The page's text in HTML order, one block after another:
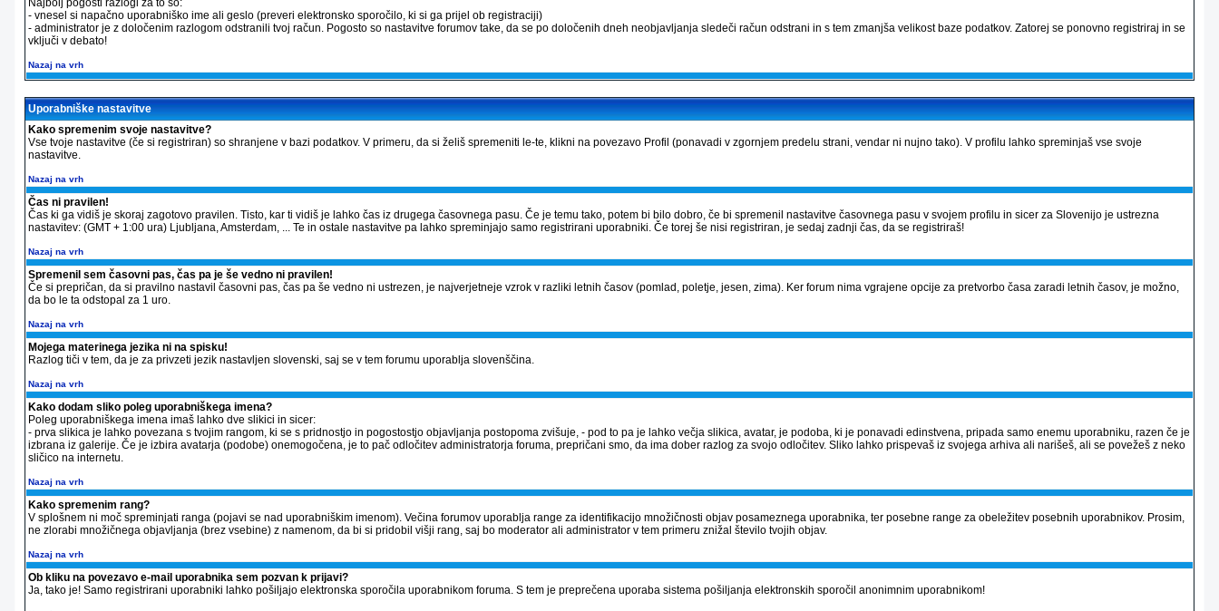
Najbolj pogosti razlogi za to so:
- vnesel si napačno uporabniško ime ali geslo (preveri elektronsko sporočilo, ki si ga prijel ob registraciji)
- administrator je z določenim razlogom odstranili tvoj račun. Pogosto so nastavitve forumov take, da se po določenih dneh neobjavljanja sledeči račun odstrani in s tem zmanjša velikost baze podatkov. Zatorej se ponovno registriraj in se
vključi v debato!
Nazaj na vrh
Uporabniške nastavitve
Kako spremenim svoje nastavitve?
Vse tvoje nastavitve (če si registriran) so shranjene v bazi podatkov. V primeru, da si želiš spremeniti le-te, klikni na povezavo Profil (ponavadi v zgornjem predelu strani, vendar ni nujno tako). V profilu lahko spreminjaš vse svoje
nastavitve.
Nazaj na vrh
Čas ni pravilen!
Čas ki ga vidiš je skoraj zagotovo pravilen. Tisto, kar ti vidiš je lahko čas iz drugega časovnega pasu. Če je temu tako, potem bi bilo dobro, če bi spremenil nastavitve časovnega pasu v svojem profilu in sicer za Slovenijo je ustrezna
nastavitev: (GMT + 1:00 ura) Ljubljana, Amsterdam, ... Te in ostale nastavitve pa lahko spreminjajo samo registrirani uporabniki. Če torej še nisi registriran, je sedaj zadnji čas, da se registriraš!
Nazaj na vrh
Spremenil sem časovni pas, čas pa je še vedno ni pravilen!
Če si prepričan, da si pravilno nastavil časovni pas, čas pa še vedno ni ustrezen, je najverjetneje vzrok v razliki letnih časov (pomlad, poletje, jesen, zima). Ker forum nima vgrajene opcije za pretvorbo časa zaradi letnih časov, je možno,
da bo le ta odstopal za 1 uro.
Nazaj na vrh
Mojega materinega jezika ni na spisku!
Razlog tiči v tem, da je za privzeti jezik nastavljen slovenski, saj se v tem forumu uporablja slovenščina.
Nazaj na vrh
Kako dodam sliko poleg uporabniškega imena?
Poleg uporabniškega imena imaš lahko dve slikici in sicer:
- prva slikica je lahko povezana s tvojim rangom, ki se s pridnostjo in pogostostjo objavljanja postopoma zvišuje, - pod to pa je lahko večja slikica, avatar, je podoba, ki je ponavadi edinstvena, pripada samo enemu uporabniku, razen če je
izbrana iz galerije. Če je izbira avatarja (podobe) onemogočena, je to pač odločitev administratorja foruma, prepričani smo, da ima dober razlog za svojo odločitev. Sliko lahko prispevaš iz svojega arhiva ali narišeš, ali se povežeš z neko
sličico na internetu.
Nazaj na vrh
Kako spremenim rang?
V splošnem ni moč spreminjati ranga (pojavi se nad uporabniškim imenom). Večina forumov uporablja range za identifikacijo množičnosti objav posameznega uporabnika, ter posebne range za obeležitev posebnih uporabnikov. Prosim,
ne zlorabi množičnega objavljanja (brez vsebine) z namenom, da bi si pridobil višji rang, saj bo moderator ali administrator v tem primeru znižal število tvojih objav.
Nazaj na vrh
Ob kliku na povezavo e-mail uporabnika sem pozvan k prijavi?
Ja, tako je! Samo registrirani uporabniki lahko pošiljajo elektronska sporočila uporabnikom foruma. S tem je preprečena uporaba sistema pošiljanja elektronskih sporočil anonimnim uporabnikom!